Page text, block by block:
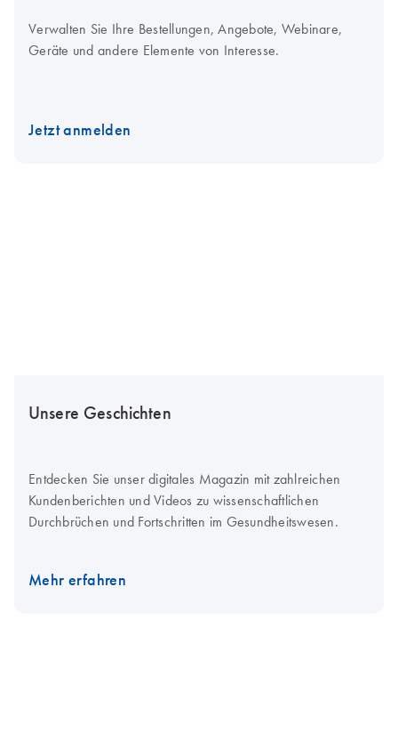
Verwalten Sie Ihre Bestellungen, Angebote, Webinare,
Geräte und andere Elemente von Interesse.
Jetzt anmelden
Unsere Geschichten
Entdecken Sie unser digitales Magazin mit zahlreichen
Kundenberichten und Videos zu wissenschaftlichen
Durchbrüchen und Fortschritten im Gesundheitswesen.
Mehr erfahren